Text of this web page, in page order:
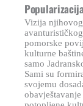
Vizija
pomorske
kulturne
samo
Sami su
svojemu